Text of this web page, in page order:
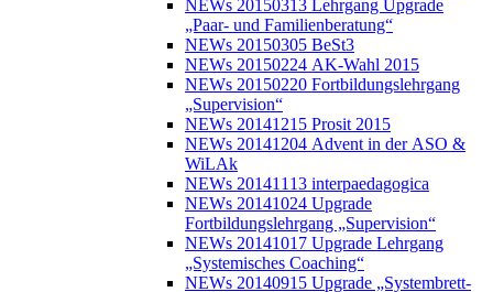
NEWs 20150313 Lehrgang Upgrade
„Paar- und Familienberatung“
NEWs 20150305 BeSt3
NEWs 20150224 AK-Wahl 2015
NEWs 20150220 Fortbildungslehrgang
„Supervision“
NEWs 20141215 Prosit 2015
NEWs 20141204 Advent in der ASO &
WiLAk
NEWs 20141113 interpaedagogica
NEWs 20141024 Upgrade
Fortbildungslehrgang „Supervision“
NEWs 20141017 Upgrade Lehrgang
„Systemisches Coaching“
NEWs 20140915 Upgrade „Systembrett-